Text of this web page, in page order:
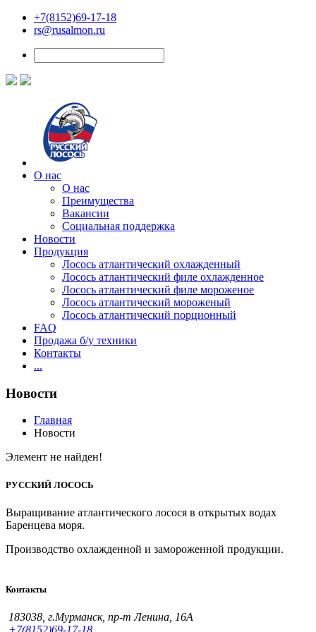
+7(8152)69-17-18
rs@rusalmon.ru
О нас
О нас
Преимущества
Вакансии
Социальная поддержка
Новости
Продукция
Лосось атлантический охлажденный
Лосось атлантический филе охлажденное
Лосось атлантический филе мороженое
Лосось атлантический мороженый
Лосось атлантический порционный
FAQ
Продажа б/у техники
Контакты
...
Новости
Главная
Новости
Элемент не найден!
РУССКИЙ ЛОСОСЬ
Выращивание атлантического лосося в открытых водах
Баренцева моря.
Производство охлажденной и замороженной продукции.
Контакты
183038, г.Мурманск, пр-т Ленина, 16А